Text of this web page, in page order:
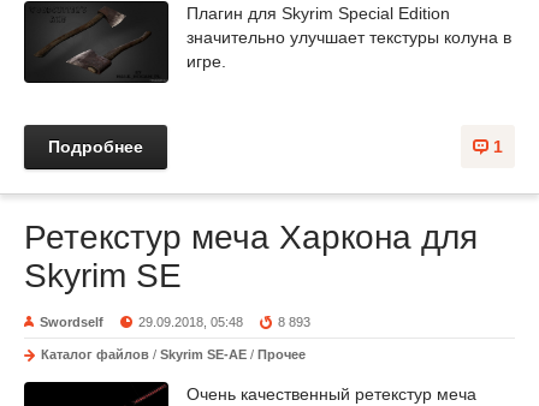
Плагин для Skyrim Special Edition
значительно улучшает текстуры колуна в
игре.
1
Подробнее
Ретекстур меча Харкона для
Skyrim SE
Swordself 29.09.2018, 05:48 8 893
Каталог файлов / Skyrim SE-AE / Прочее
Очень качественный ретекстур меча